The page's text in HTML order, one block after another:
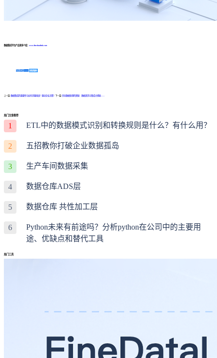
数据集成平台产品更多介绍： www.finedatalink.com
免费体验Demo 咨询方案
上一篇: 数据集成的重要性与如何克服挑战！驱动企业决策！ 下一篇: 优化数据处理的奥秘：数据清洗与集成大揭秘——
热门文章推荐
1 ETL中的数据模式识别和转换规则是什么？有什么用？
2 五招教你打破企业数据孤岛
3 生产车间数据采集
4 数据仓库ADS层
5 数据仓库 共性加工层
6
Python未来有前途吗？分析python在公司中的主要用
途、优缺点和替代工具
热门工具